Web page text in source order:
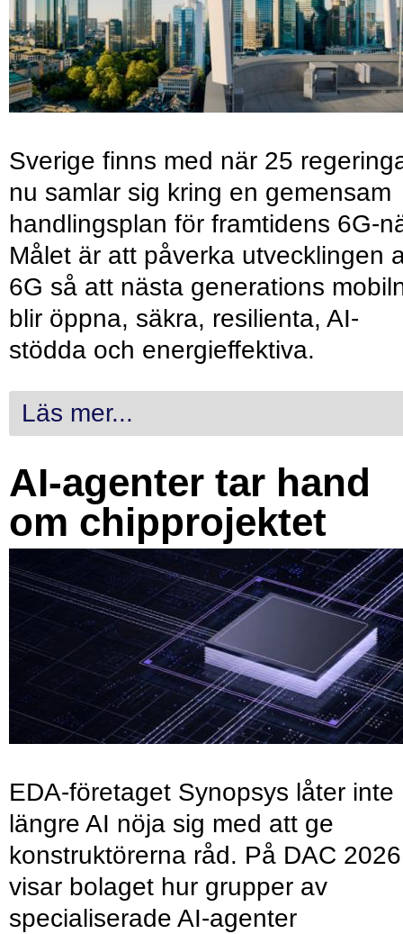
Sverige finns med när 25
nu samlar sig kring en gemensam
handlingsplan för framtidens 6G-
Målet är att påverka utvecklingen
6G så att nästa generations
blir öppna, säkra, resilienta, AI-
stödda och energieffektiva.
Läs mer...
AI-agenter tar hand
om chipprojektet
EDA-företaget Synopsys låter inte
längre AI nöja sig med att ge
konstruktörerna råd. På DAC 2026
visar bolaget hur grupper av
specialiserade AI-agenter